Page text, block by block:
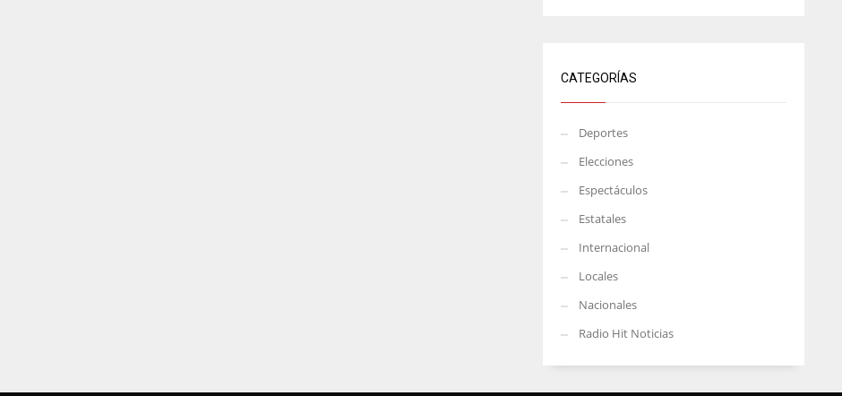
CATEGORÍAS
Deportes
Elecciones
Espectáculos
Estatales
Internacional
Locales
Nacionales
Radio Hit Noticias